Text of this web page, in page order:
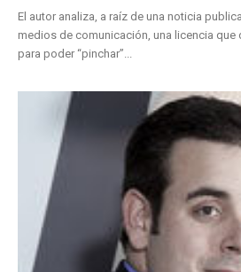
El autor analiza, a raíz de una noticia
medios de comunicación, una licencia que
para poder “pinchar”...